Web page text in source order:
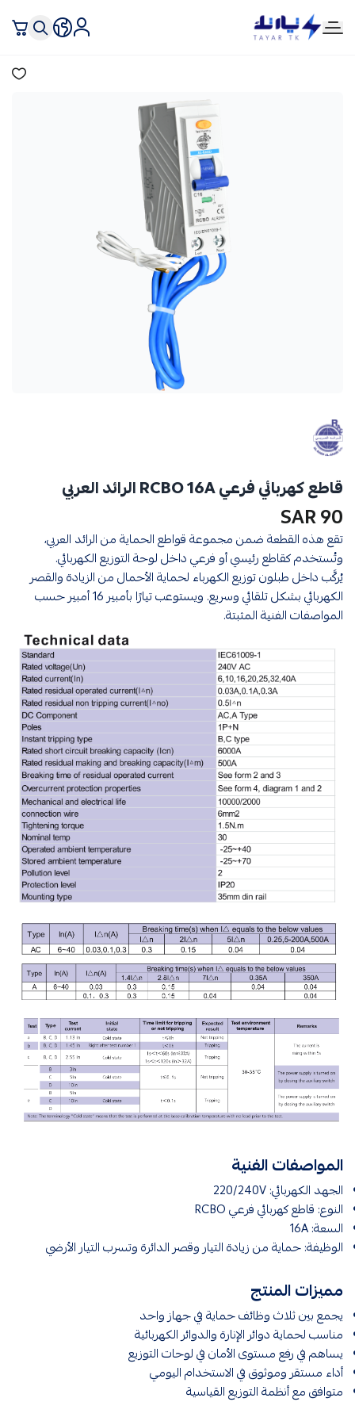
تيار تك إنارة وكهرباء
قاطع كهربائي فرعي RCBO 16A الرائد العربي
90 SAR
تقع هذه القطعة ضمن مجموعة قواطع الحماية من الرائد العربي،
وتُستخدم كقاطع رئيسي أو فرعي داخل لوحة التوزيع الكهربائي.
يُركَّب داخل طبلون توزيع الكهرباء لحماية الأحمال من الزيادة والقصر
الكهربائي بشكل تلقائي وسريع. ويستوعب تيارًا بأمبير 16 أمبير حسب
المواصفات الفنية المثبتة.
المواصفات الفنية
الجهد الكهربائي: 220/240V
النوع: قاطع كهربائي فرعي RCBO
السعة: 16A
الوظيفة: حماية من زيادة التيار وقصر الدائرة وتسرب التيار الأرضي
مميزات المنتج
يجمع بين ثلاث وظائف حماية في جهاز واحد
مناسب لحماية دوائر الإنارة والدوائر الكهربائية
يساهم في رفع مستوى الأمان في لوحات التوزيع
أداء مستقر وموثوق في الاستخدام اليومي
متوافق مع أنظمة التوزيع القياسية